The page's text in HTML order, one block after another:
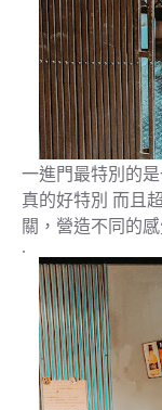
一進門最特別的
真的好特別 而且
關，營造不同的感
.